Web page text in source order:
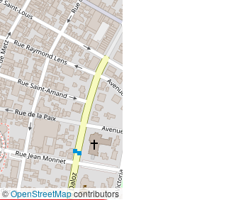
©OpenStreetMapcontributors